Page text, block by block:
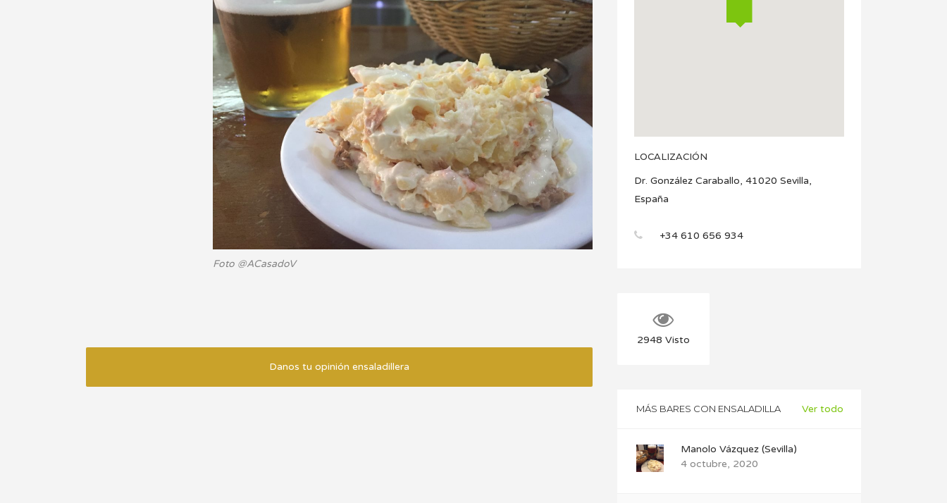
Foto @ACasadoV
Danos tu opinión ensaladillera
LOCALIZACIÓN
Dr. González Caraballo, 41020 Sevilla,
España
+34 610 656 934
2948 Visto
MÁS BARES CON ENSALADILLA Ver todo
Manolo Vázquez (Sevilla)
4 octubre, 2020